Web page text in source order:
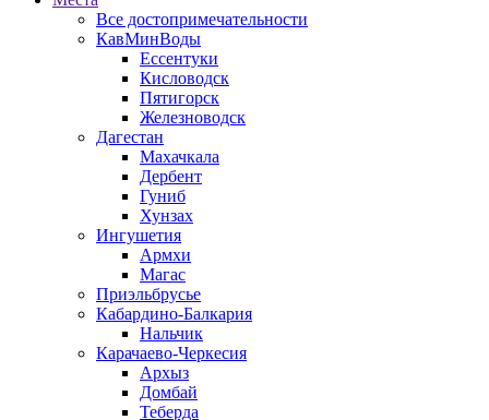
Все достопримечательности
КавМинВоды
Ессентуки
Кисловодск
Пятигорск
Железноводск
Дагестан
Махачкала
Дербент
Гуниб
Хунзах
Ингушетия
Армхи
Магас
Приэльбрусье
Кабардино-Балкария
Нальчик
Карачаево-Черкесия
Архыз
Домбай
Теберда